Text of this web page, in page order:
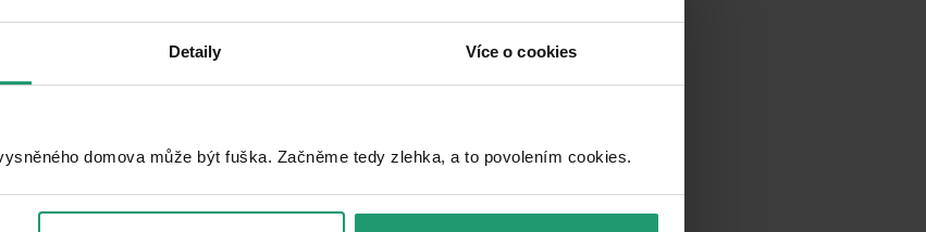
Detaily Více o cookies
domova může být fuška. Začněme tedy zlehka, a to povolením cookies.​